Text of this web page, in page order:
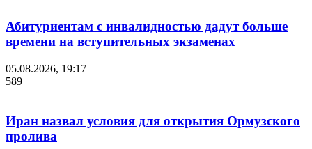
Абитуриентам с инвалидностью дадут больше
времени на вступительных экзаменах
05.08.2026, 19:17
589
Иран назвал условия для открытия Ормузского
пролива